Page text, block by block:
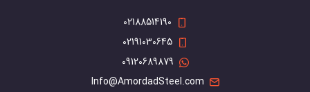
02188514190
02191030645
09120689879
Info@AmordadSteel.com